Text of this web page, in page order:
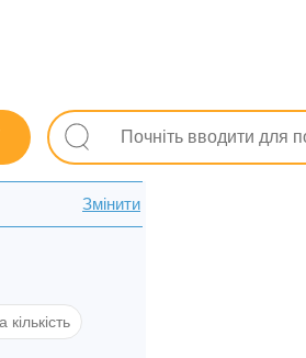
Антибактеріальні та протимікробні
в Дніпрі
Змінити
кількість